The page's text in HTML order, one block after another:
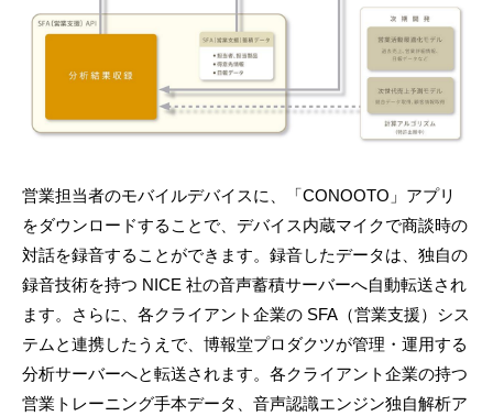
営業担当者のモバイルデバイスに、「CONOOTO」アプリ
をダウンロードすることで、デバイス内蔵マイクで商談時の
対話を録音することができます。録音したデータは、独自の
録音技術を持つ NICE 社の音声蓄積サーバーへ自動転送され
ます。さらに、各クライアント企業の SFA（営業支援）シス
テムと連携したうえで、博報堂プロダクツが管理・運用する
分析サーバーへと転送されます。各クライアント企業の持つ
営業トレーニング手本データ、音声認識エンジン独自解析ア